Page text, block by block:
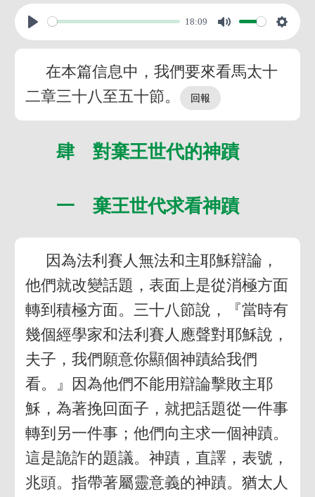
18:09
在本篇信息中，我們要來看馬太十
二章三十八至五十節。
肆 對棄王世代的神蹟
一 棄王世代求看神蹟
因為法利賽人無法和主耶穌辯論，
他們就改變話題，表面上是從消極方面
轉到積極方面。三十八節說，『當時有
幾個經學家和法利賽人應聲對耶穌說，
夫子，我們願意你顯個神蹟給我們
看。』因為他們不能用辯論擊敗主耶
穌，為著挽回面子，就把話題從一件事
轉到另一件事；他們向主求一個神蹟。
這是詭詐的題議。神蹟，直譯，表號，
兆頭。指帶著屬靈意義的神蹟。猶太人